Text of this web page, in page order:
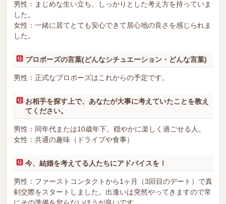
男性：まじめな生い立ち、しっかりとした考え方を持っていま
した。
女性：一緒に居てとても安心できて居心地の良さを感じられま
した。
プロポーズの言葉(どんなシチュエーション・どんな言葉)
男性：正式なプロポーズはこれからの予定です。
お相手を探す上で、あなたが大事に考えていたことを教え
てください。
男性：同年代または10歳年下。穏やかに楽しく過ごせる人。
女性：共通の趣味（ドライブや食事）
今、結婚を考えてる人たちにアドバイスを！
男性：ファーストコンタクトから1ヶ月（3回目のデート）で真
剣交際をスタートしました。出逢いは突然やってきますので常